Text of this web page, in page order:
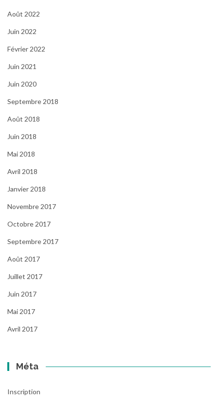
Août 2022
Juin 2022
Février 2022
Juin 2021
Juin 2020
Septembre 2018
Août 2018
Juin 2018
Mai 2018
Avril 2018
Janvier 2018
Novembre 2017
Octobre 2017
Septembre 2017
Août 2017
Juillet 2017
Juin 2017
Mai 2017
Avril 2017
Méta
Inscription